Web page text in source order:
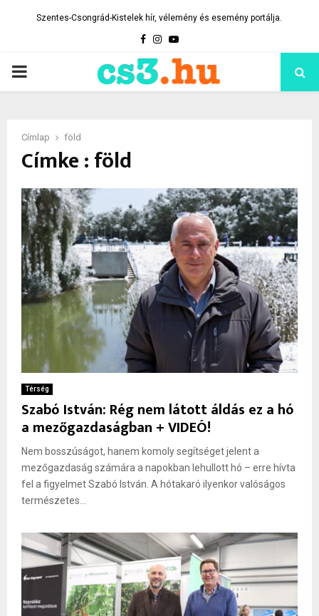
Szentes-Csongrád-Kistelek hír, vélemény és esemény portálja.
Facebook
Instagram
Youtube
PRIMARY
Címlap föld
Címke : föld
Térség
Szabó István: Rég nem látott áldás ez a hó
a mezőgazdaságban + VIDEÓ!
Nem bosszúságot, hanem komoly segítséget jelent a
mezőgazdaság számára a napokban lehullott hó – erre hívta
fel a figyelmet Szabó István. A hótakaró ilyenkor valóságos
természetes...